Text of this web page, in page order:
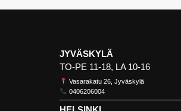
JYVÄSKYLÄ
TO-PE 11-18, LA 10-16
Vasarakatu 26, Jyväskylä
0406206004